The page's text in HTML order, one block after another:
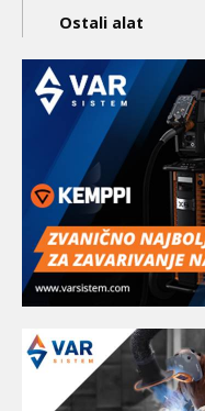
Ostali alat